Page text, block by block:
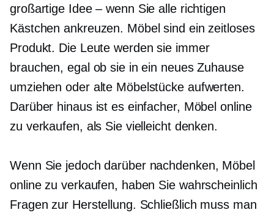
großartige Idee – wenn Sie alle richtigen
Kästchen ankreuzen. Möbel sind ein zeitloses
Produkt. Die Leute werden sie immer
brauchen, egal ob sie in ein neues Zuhause
umziehen oder alte Möbelstücke aufwerten.
Darüber hinaus ist es einfacher, Möbel online
zu verkaufen, als Sie vielleicht denken.
Wenn Sie jedoch darüber nachdenken, Möbel
online zu verkaufen, haben Sie wahrscheinlich
Fragen zur Herstellung. Schließlich muss man